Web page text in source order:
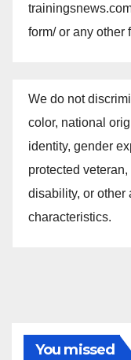
form/ or any other
We do not
color, national
identity, gender
protected
disability, or other
characteristics.
You missed